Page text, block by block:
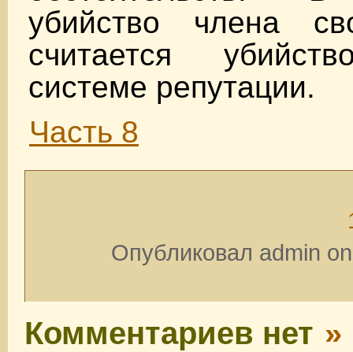
убийство члена
считается
системе репутации.
Часть 8
Опубликовал admin
Комментариев нет »